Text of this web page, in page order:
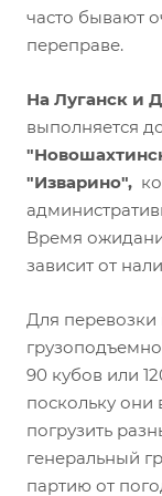
часто бывают
переправе.
На Луганск и
выполняется
"Изварино",
Время
зависит от
Для
90 кубов или
поскольку они
погрузить
генеральный
партию от